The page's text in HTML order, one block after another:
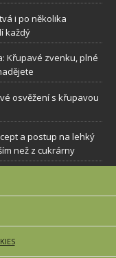
i po několika
každý
Křupavé zvenku, plné
osvěžení s křupavou
a postup na lehký
než z cukrárny